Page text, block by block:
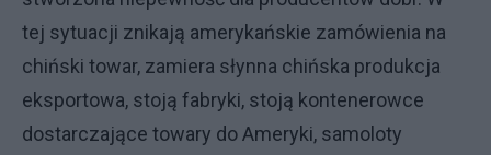
tej sytuacji znikają amerykańskie zamówienia na
chiński towar, zamiera słynna chińska produkcja
eksportowa, stoją fabryki, stoją kontenerowce
dostarczające towary do Ameryki, samoloty